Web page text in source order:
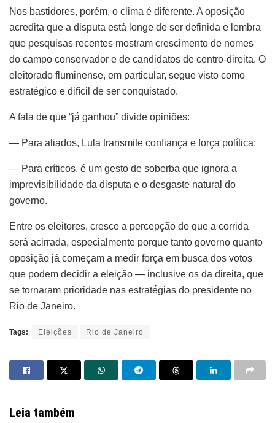
Nos bastidores, porém, o clima é diferente. A oposição
acredita que a disputa está longe de ser definida e lembra
que pesquisas recentes mostram crescimento de nomes
do campo conservador e de candidatos de centro-direita. O
eleitorado fluminense, em particular, segue visto como
estratégico e difícil de ser conquistado.
A fala de que “já ganhou” divide opiniões:
— Para aliados, Lula transmite confiança e força política;
— Para críticos, é um gesto de soberba que ignora a
imprevisibilidade da disputa e o desgaste natural do
governo.
Entre os eleitores, cresce a percepção de que a corrida
será acirrada, especialmente porque tanto governo quanto
oposição já começam a medir força em busca dos votos
que podem decidir a eleição — inclusive os da direita, que
se tornaram prioridade nas estratégias do presidente no
Rio de Janeiro.
Tags: Eleições Rio de Janeiro
Leia também
@INVESTIBR
“Eu não entendo uma coisa: Bolsonaro é o
responsável por 470 mil mortes no Brasil.
China, Reino Unido, Itália, Alemanha,
genocida lá ou somente aqui? Lá quem mata
23 MINUTOS ATRÁS